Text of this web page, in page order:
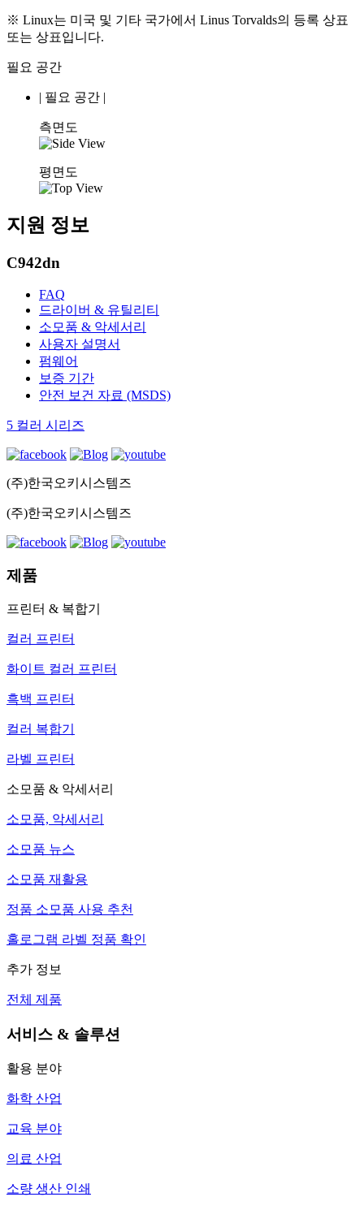
※ Linux는 미국 및 기타 국가에서 Linus Torvalds의 등록 상표
또는 상표입니다.
필요 공간
| 필요 공간 |
측면도
평면도
지원 정보
C942dn
FAQ
드라이버 & 유틸리티
소모품 & 악세서리
사용자 설명서
펌웨어
보증 기간
안전 보건 자료 (MSDS)
5 컬러 시리즈
(주)한국오키시스템즈
(주)한국오키시스템즈
제품
프린터 & 복합기
컬러 프린터
화이트 컬러 프린터
흑백 프린터
컬러 복합기
라벨 프린터
소모품 & 악세서리
소모품, 악세서리
소모품 뉴스
소모품 재활용
정품 소모품 사용 추천
홀로그램 라벨 정품 확인
추가 정보
전체 제품
서비스 & 솔루션
활용 분야
화학 산업
교육 분야
의료 산업
소량 생산 인쇄